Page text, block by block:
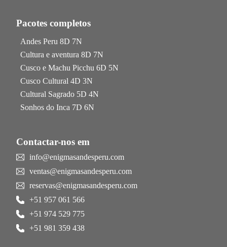
Pacotes completos
Andes Peru 8D 7N
Cultura e aventura 8D 7N
Cusco e Machu Picchu 6D 5N
Cusco Cultural 4D 3N
Cultural Sagrado 5D 4N
Sonhos do Inca 7D 6N
Contactar-nos em
info@enigmasandesperu.com
ventas@enigmasandesperu.com
reservas@enigmasandesperu.com
+51 957 061 566
+51 974 529 775
+51 981 359 438